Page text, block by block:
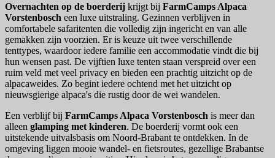
Overnachten op de boerderij krijgt bij FarmCamps Alpaca
Vorstenbosch een luxe uitstraling. Gezinnen verblijven in
comfortabele safaritenten die volledig zijn ingericht en van alle
gemakken zijn voorzien. Er is keuze uit twee verschillende
tenttypes, waardoor iedere familie een accommodatie vindt die bij
hun wensen past. De vijftien luxe tenten staan verspreid over een
ruim veld met veel privacy en bieden een prachtig uitzicht op de
alpacaweides. Zo begint iedere ochtend met het uitzicht op
nieuwsgierige alpaca's die rustig door de wei wandelen.
Een verblijf bij FarmCamps Alpaca Vorstenbosch is meer dan
alleen glamping met kinderen. De boerderij vormt ook een
uitstekende uitvalsbasis om Noord-Brabant te ontdekken. In de
omgeving liggen mooie wandel- en fietsroutes, gezellige Brabantse